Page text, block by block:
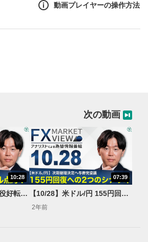
動画プレイヤーの操作方法
ア
10:28
【10/23】米ドル/円 三役好転 買いシグナル点灯！＜FX MARKET VIEW＞
次の動画
07:39
【10/28】米ドル/円 155円回復への2つのシナリオ＜FX MARKET VIEW＞
2年前